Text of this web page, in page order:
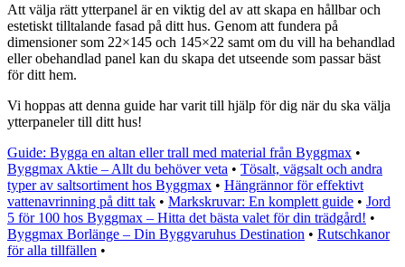
Att välja rätt ytterpanel är en viktig del av att skapa en hållbar och
estetiskt tilltalande fasad på ditt hus. Genom att fundera på
dimensioner som 22×145 och 145×22 samt om du vill ha behandlad
eller obehandlad panel kan du skapa det utseende som passar bäst
för ditt hem.
Vi hoppas att denna guide har varit till hjälp för dig när du ska välja
ytterpaneler till ditt hus!
Guide: Bygga en altan eller trall med material från Byggmax •
Byggmax Aktie – Allt du behöver veta • Tösalt, vägsalt och andra
typer av saltsortiment hos Byggmax • Hängrännor för effektivt
vattenavrinning på ditt tak • Markskruvar: En komplett guide • Jord
5 för 100 hos Byggmax – Hitta det bästa valet för din trädgård! •
Byggmax Borlänge – Din Byggvaruhus Destination • Rutschkanor
för alla tillfällen •